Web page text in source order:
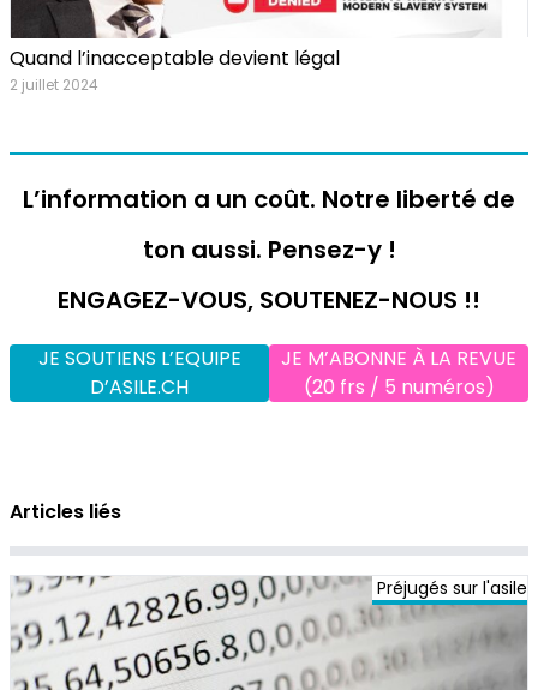
Quand l’inacceptable devient légal
2 juillet 2024
L’information a un coût. Notre liberté de
ton aussi. Pensez-y !
ENGAGEZ-VOUS, SOUTENEZ-NOUS !!
JE SOUTIENS L’EQUIPE
D’ASILE.CH
JE M’ABONNE À LA REVUE
(20 frs / 5 numéros)
Articles liés
Préjugés sur l'asile